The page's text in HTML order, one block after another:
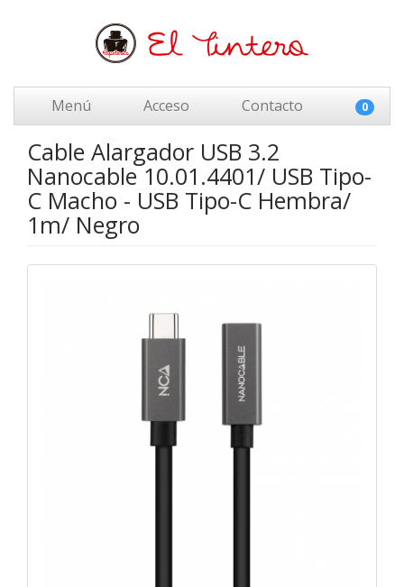
Menú Acceso Contacto 0
Cable Alargador USB 3.2
Nanocable 10.01.4401/ USB Tipo-
C Macho - USB Tipo-C Hembra/
1m/ Negro